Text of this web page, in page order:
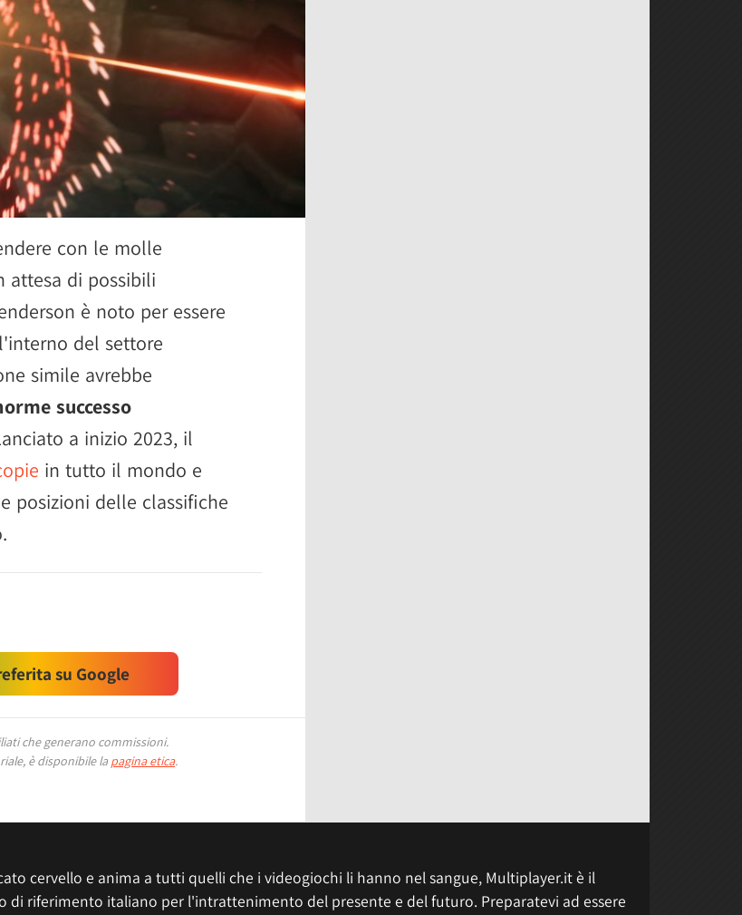
con le molle
attesa di possibili
è noto per essere
del settore
simile avrebbe
successo
a inizio 2023, il
in tutto il mondo e
posizioni delle classifiche
su Google
che generano commissioni.
è disponibile la pagina etica.
cervello e anima a tutti quelli che i videogiochi li hanno nel sangue, Multiplayer.it è il
di riferimento italiano per l'intrattenimento del presente e del futuro. Preparatevi ad essere